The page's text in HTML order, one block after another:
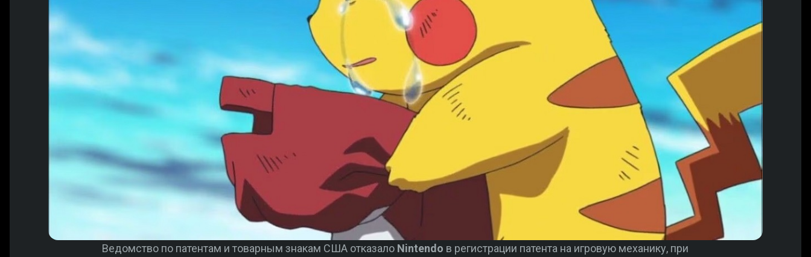
Ведомство по патентам и товарным знакам США отказало Nintendo в регистрации патента на игровую механику, при